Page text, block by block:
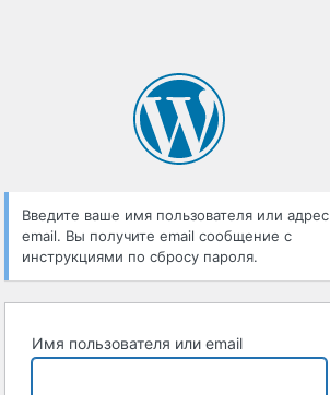
Введите ваше имя пользователя или адрес
email. Вы получите email сообщение с
инструкциями по сбросу пароля.
Имя пользователя или email